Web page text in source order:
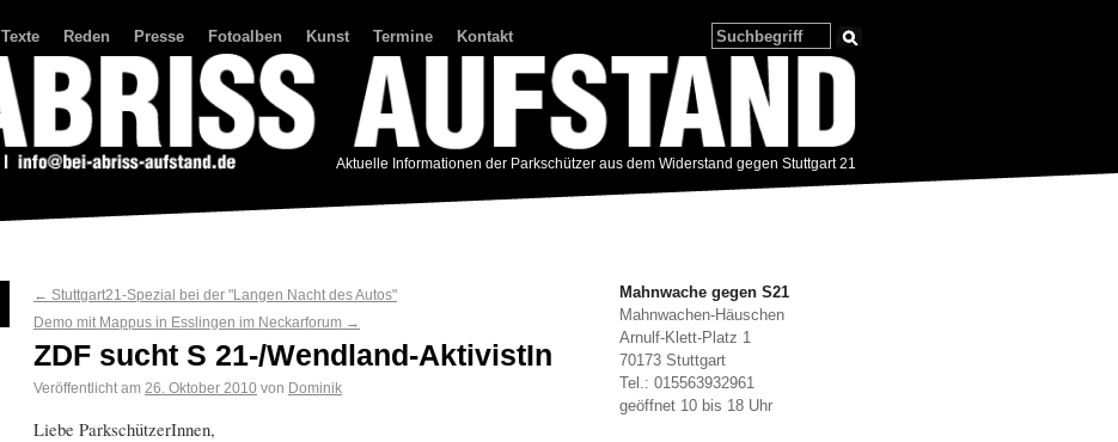
Texte Reden Presse Fotoalben Kunst Termine Kontakt
Aktuelle Informationen der Parkschützer aus dem Widerstand gegen Stuttgart 21
← Stuttgart21-Spezial bei der "Langen Nacht des Autos"
Demo mit Mappus in Esslingen im Neckarforum →
ZDF sucht S 21-/Wendland-AktivistIn
Veröffentlicht am 26. Oktober 2010 von Dominik
Liebe ParkschützerInnen,
Mahnwache gegen S21
Mahnwachen-Häuschen
Arnulf-Klett-Platz 1
70173 Stuttgart
Tel.: 015563932961
geöffnet 10 bis 18 Uhr